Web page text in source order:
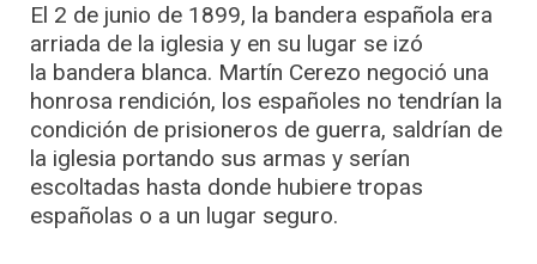
El 2 de junio de 1899, la bandera española era
arriada de la iglesia y en su lugar se izó
la bandera blanca. Martín Cerezo negoció una
honrosa rendición, los españoles no tendrían la
condición de prisioneros de guerra, saldrían de
la iglesia portando sus armas y serían
escoltadas hasta donde hubiere tropas
españolas o a un lugar seguro.